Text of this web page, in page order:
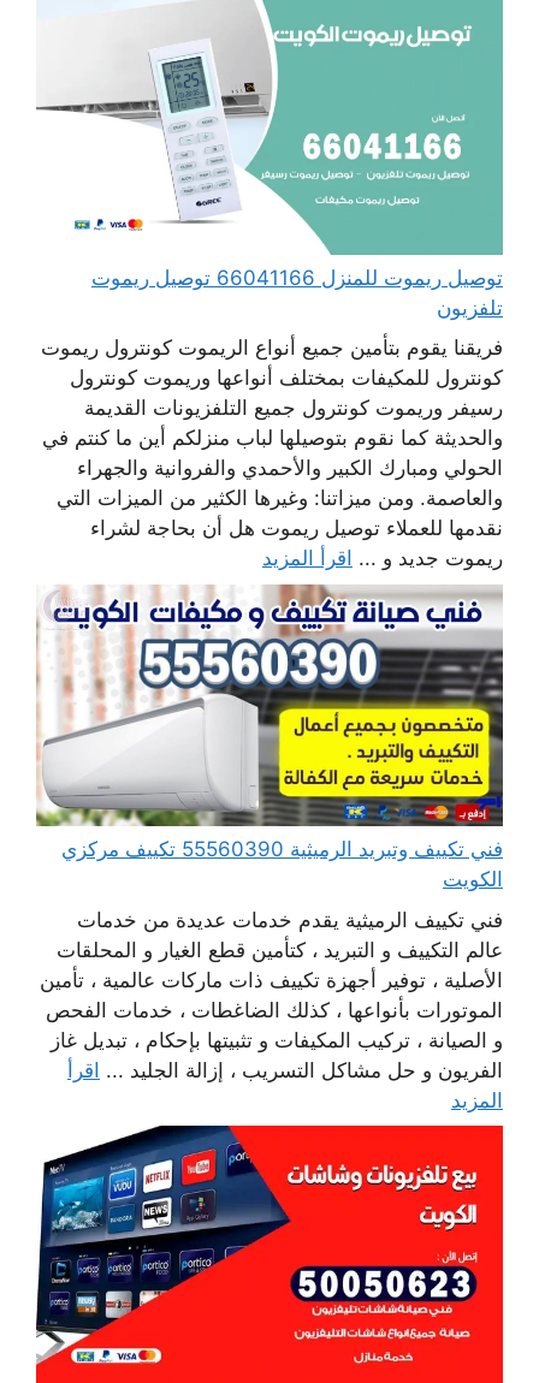
توصيل ريموت للمنزل 66041166 توصيل ريموت
تلفزيون
فريقنا يقوم بتأمين جميع أنواع الريموت كونترول ريموت
كونترول للمكيفات بمختلف أنواعها وريموت كونترول
رسيفر وريموت كونترول جميع التلفزيونات القديمة
والحديثة كما نقوم بتوصيلها لباب منزلكم أين ما كنتم في
الحولي ومبارك الكبير والأحمدي والفروانية والجهراء
والعاصمة. ومن ميزاتنا: وغيرها الكثير من الميزات التي
نقدمها للعملاء توصيل ريموت هل أن بحاجة لشراء
ريموت جديد و ... اقرأ المزيد
فني تكييف وتبريد الرميثية 55560390 تكييف مركزي
الكويت
فني تكييف الرميثية يقدم خدمات عديدة من خدمات
عالم التكييف و التبريد ، كتأمين قطع الغيار و المحلقات
الأصلية ، توفير أجهزة تكييف ذات ماركات عالمية ، تأمين
الموتورات بأنواعها ، كذلك الضاغطات ، خدمات الفحص
و الصيانة ، تركيب المكيفات و تثبيتها بإحكام ، تبديل غاز
الفريون و حل مشاكل التسريب ، إزالة الجليد ... اقرأ
المزيد